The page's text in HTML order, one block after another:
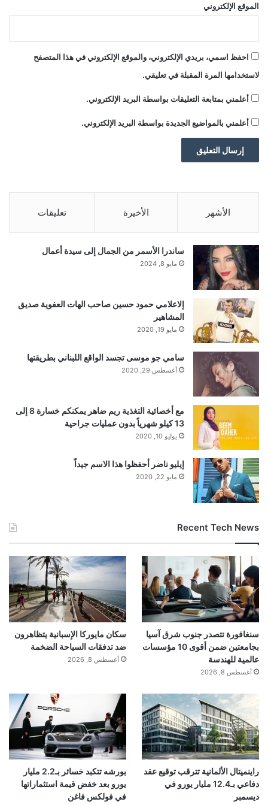
الموقع الإلكتروني
احفظ اسمي، بريدي الإلكتروني، والموقع الإلكتروني في هذا المتصفح
لاستخدامها المرة المقبلة في تعليقي.
أعلمني بمتابعة التعليقات بواسطة البريد الإلكتروني.
أعلمني بالمواضيع الجديدة بواسطة البريد الإلكتروني.
الأشهر الأخيرة تعليقات
ساندرا الأسمر من الجمال إلى سيدة أعمال
مايو 8, 2024
إلاعلامي حمود حسين صاحب الهات العفوية صديق
المشاهير
مايو 19, 2020
سامي جو موسى تجسد الواقع اللبناني بطريقتها
أغسطس 29, 2020
مع أخصائية التغذية ريم ضاهر يمكنكم خسارة 8 إلى
13 كيلو شهرياً بدون عمليات جراحية
يوليو 10, 2020
إيليو ناضر أحفظوا هذا الاسم جيداً
مايو 22, 2020
Recent Tech News
سنغافورة تتصدر جنوب شرق آسيا
بجامعتين ضمن أقوى 10 مؤسسات
عالمية للهندسة
أغسطس 8, 2026
سكان مايوركا الإسبانية يتظاهرون
ضد تدفقات السياحة الضخمة
أغسطس 8, 2026
راينميتال الألمانية تترقب توقيع عقد
دفاعي بـ12.4 مليار يورو في
ديسمبر
بورشه تتكبد خسائر بـ2.2 مليار
يورو بعد خفض قيمة استثماراتها
في فولكس فاغن